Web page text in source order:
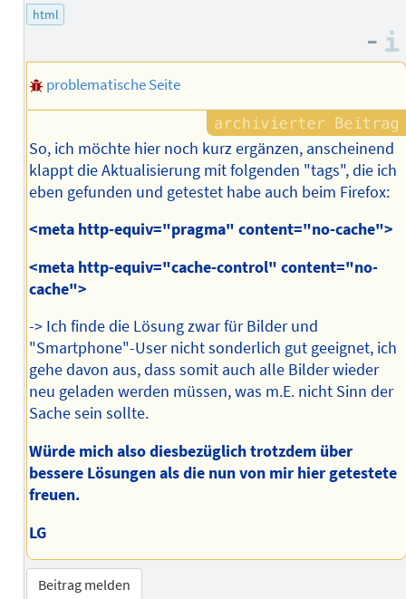
html
–
problematische Seite
So, ich möchte hier noch kurz ergänzen, anscheinend
klappt die Aktualisierung mit folgenden "tags", die ich
eben gefunden und getestet habe auch beim Firefox:
<meta http-equiv="pragma" content="no-cache">
<meta http-equiv="cache-control" content="no-
cache">
-> Ich finde die Lösung zwar für Bilder und
"Smartphone"-User nicht sonderlich gut geeignet, ich
gehe davon aus, dass somit auch alle Bilder wieder
neu geladen werden müssen, was m.E. nicht Sinn der
Sache sein sollte.
Würde mich also diesbezüglich trotzdem über
bessere Lösungen als die nun von mir hier getestete
freuen.
LG
Beitrag melden